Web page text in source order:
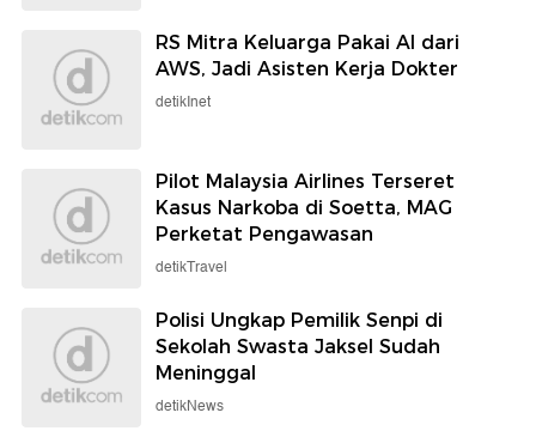
RS Mitra Keluarga Pakai AI dari
AWS, Jadi Asisten Kerja Dokter
detikInet
Pilot Malaysia Airlines Terseret
Kasus Narkoba di Soetta, MAG
Perketat Pengawasan
detikTravel
Polisi Ungkap Pemilik Senpi di
Sekolah Swasta Jaksel Sudah
Meninggal
detikNews